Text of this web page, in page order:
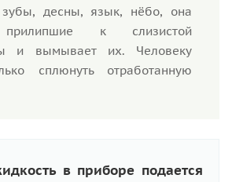
десны, язык, нёбо, она
прилипшие к слизистой
и вымывает их. Человеку
сплюнуть отработанную
в приборе подается